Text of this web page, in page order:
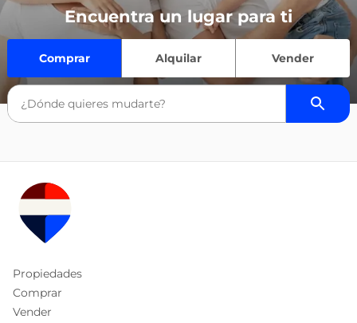
Encuentra un lugar para ti
Comprar Alquilar Vender
Propiedades
Comprar
Vender